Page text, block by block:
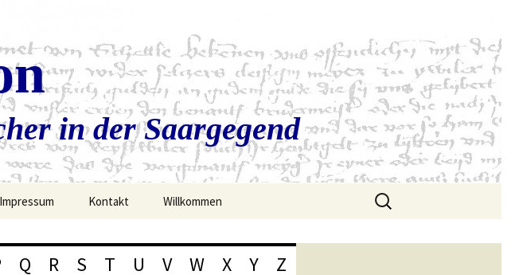
in der Saargegend
Impressum Kontakt Willkommen
Suchen
nach:
Q R S T U V W X Y Z